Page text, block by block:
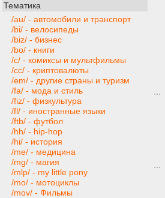
Тематика
/au/ - автомобили и транспорт
/bi/ - велосипеды
/biz/ - бизнес
/bo/ - книги
/c/ - комиксы и мультфильмы
/cc/ - криптовалюты
/em/ - другие страны и туризм
/fa/ - мода и стиль
/fiz/ - физкультура
/fl/ - иностранные языки
/ftb/ - футбол
/hh/ - hip-hop
/hi/ - история
/me/ - медицина
/mg/ - магия
/mlp/ - my little pony
/mo/ - мотоциклы
/mov/ - Фильмы